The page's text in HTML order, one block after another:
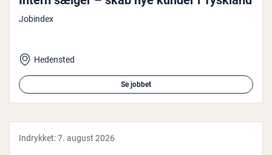
Jobindex
Hedensted
Se jobbet
Indrykket:7. august 2026